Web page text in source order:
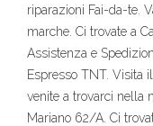
riparazioni Fai-da-te.
marche. Ci trovate a
Assistenza e
Espresso TNT. Visita
venite a trovarci nella
Mariano 62/A. Ci